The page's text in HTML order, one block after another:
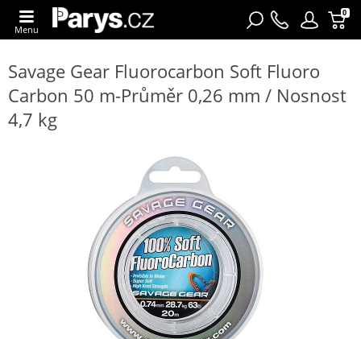
0
Menu
Savage Gear Fluorocarbon Soft Fluoro
Carbon 50 m-Průměr 0,26 mm / Nosnost
4,7 kg